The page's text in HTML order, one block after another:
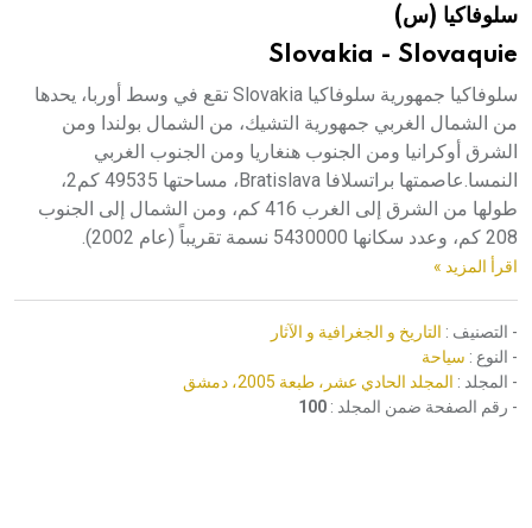
هيئة الموسوعة العربية تطلق موسوعات جديدة في عام 2026سلوفاكيا (س)
Slovakia - Slovaquie
سلوفاكيا جمهورية سلوفاكيا Slovakia تقع في وسط أوربا، يحدها
من الشمال الغربي جمهورية التشيك، من الشمال بولندا ومن
الشرق أوكرانيا ومن الجنوب هنغاريا ومن الجنوب الغربي
النمسا.عاصمتها براتسلافا Bratislava، مساحتها 49535 كم2،
طولها من الشرق إلى الغرب 416 كم، ومن الشمال إلى الجنوب
208 كم، وعدد سكانها 5430000 نسمة تقريباً (عام 2002).
اقرأ المزيد »
- التصنيف : التاريخ و الجغرافية و الآثار
- النوع : سياحة
- المجلد : المجلد الحادي عشر، طبعة 2005، دمشق
- رقم الصفحة ضمن المجلد : 100